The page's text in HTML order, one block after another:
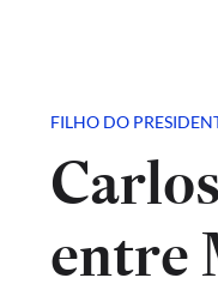
FILHO DO
entre